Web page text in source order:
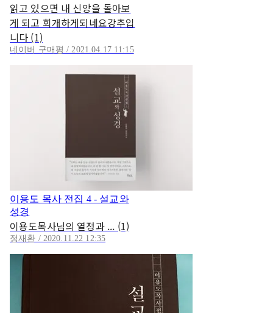
읽고 있으면 내 신앙을 돌아보
게 되고 회개하게되네요강추입
니다 (1)
네이버 구매평 / 2021.04.17 11:15
이용도 목사 전집 4 - 설교와
성경
이용도목사님의 열정과 ... (1)
정재환 / 2020.11.22 12:35